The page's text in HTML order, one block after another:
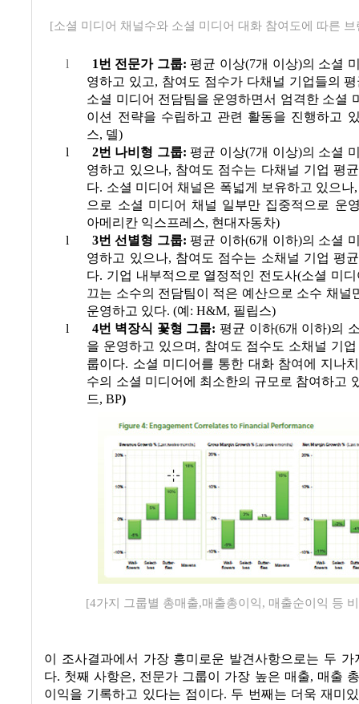
[소셜 미디어 채널수와 소셜 미디어 대화 참여도에 따른
l 1번 전문가 그룹: 평균 이상(7개 이상)의 소셜
영하고 있고, 참여도 점수가 다채널 기업들의
소셜 미디어 전담팀을 운영하면서 엄격한 소셜
이션 전략을 수립하고 관련 활동을 진행하고
스, 델)
l
2번 나비형 그룹:평균 이상(7개 이상)의 소셜
영하고 있으나, 참여도 점수는 다채널 기업 평
다. 소셜 미디어 채널은 폭넓게 보유하고 있으나
으로 소셜 미디어 채널 일부만 집중적으로 운
아메리칸 익스프레스, 현대자동차)
l
3번 선별형 그룹:평균 이하(6개 이하)의 소셜
영하고 있으나, 참여도 점수는 소채널 기업 평
다. 기업 내부적으로 열정적인 전도사(소셜 미
끄는 소수의 전담팀이 적은 예산으로 소수 채널
운영하고 있다. (예 : H&M, 필립스)
l
4번 벽장식 꽃형 그룹: 평균 이하(6개 이하)의
을 운영하고 있으며 , 참여도 점수도 소채널 기
룹이다. 소셜 미디어를 통한 대화 참여에 지나
수의 소셜 미디어에 최소한의 규모로 참여하고
드, BP)
[4가지 그룹별 총매출,매출총이익, 매출순이익 등
이 조사결과에서 가장 흥미로운 발견사항으로는 두
다. 첫째 사항은, 전문가 그룹이 가장 높은 매출, 매출
이익을 기록하고 있다는 점이다. 두 번째는 더욱 재미